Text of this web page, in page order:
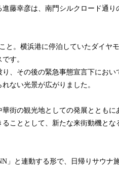
藤幸彦は、南門シルクロード通り
と。横浜港に停泊していたダイヤ
す。
、その後の緊急事態宣言下におい
ない光景が広がりました。
街の観光地としての発展とともに
こととして、新たな来街動機とな
」と連動する形で、日帰りサウナ